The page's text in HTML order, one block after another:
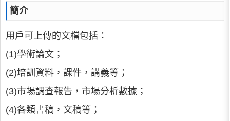
簡介
用戶可上傳的文檔包括：
(1)學術論文；
(2)培訓資料，課件，講義等；
(3)市場調查報告，市場分析數據；
(4)各類書稿，文稿等；